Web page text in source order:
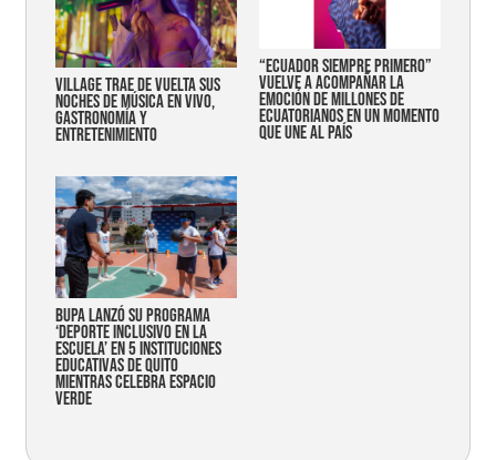
Village trae de vuelta sus
noches de música en vivo,
gastronomía y
entretenimiento
“Ecuador siempre primero”
vuelve a acompañar la
emoción de millones de
ecuatorianos en un momento
que une al país
Bupa lanzó su programa
‘Deporte Inclusivo en la
Escuela’ en 5 instituciones
educativas de Quito
mientras celebra espacio
verde